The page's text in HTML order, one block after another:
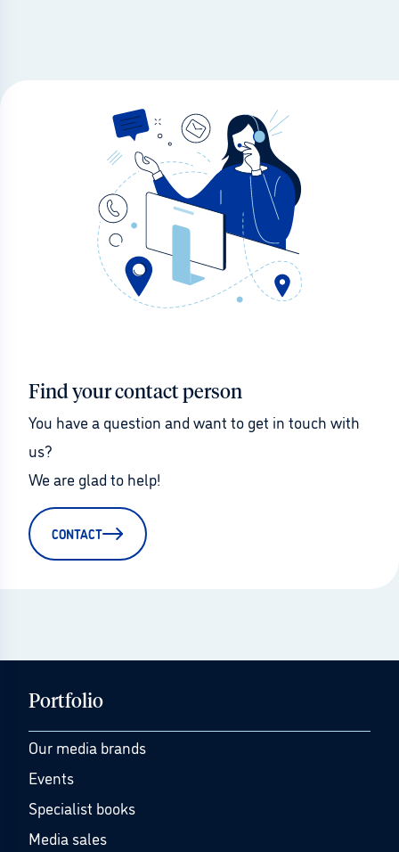
Find your contact person
You have a question and want to get in touch with
us?
We are glad to help!
CONTACT
Portfolio
Our media brands
Events
Specialist books
Media sales